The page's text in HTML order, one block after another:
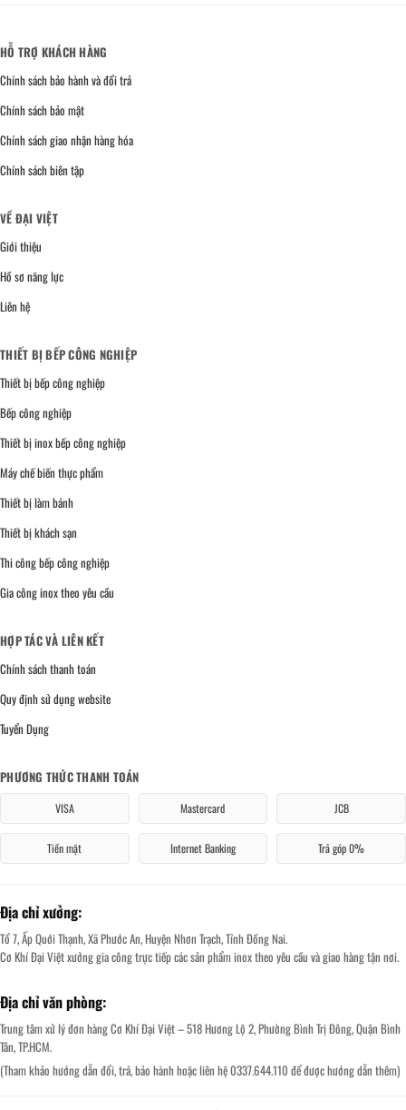
HỖ TRỢ KHÁCH HÀNG
Chính sách bảo hành và đổi trả
Chính sách bảo mật
Chính sách giao nhận hàng hóa
Chính sách biên tập
VỀ ĐẠI VIỆT
Giới thiệu
Hồ sơ năng lực
Liên hệ
THIẾT BỊ BẾP CÔNG NGHIỆP
Thiết bị bếp công nghiệp
Bếp công nghiệp
Thiết bị inox bếp công nghiệp
Máy chế biến thực phẩm
Thiết bị làm bánh
Thiết bị khách sạn
Thi công bếp công nghiệp
Gia công inox theo yêu cầu
HỢP TÁC VÀ LIÊN KẾT
Chính sách thanh toán
Quy định sử dụng website
Tuyển Dụng
PHƯƠNG THỨC THANH TOÁN
VISA Mastercard JCB
Tiền mặt Internet Banking Trả góp 0%
Địa chỉ xưởng:
Tổ 7, Ấp Quới Thạnh, Xã Phước An, Huyện Nhơn Trạch, Tỉnh Đồng Nai.
Cơ Khí Đại Việt xưởng gia công trực tiếp các sản phẩm inox theo yêu cầu và giao hàng tận nơi.
Địa chỉ văn phòng:
Trung tâm xử lý đơn hàng Cơ Khí Đại Việt – 518 Hương Lộ 2, Phường Bình Trị Đông, Quận Bình
Tân, TP.HCM.
(Tham khảo hướng dẫn đổi, trả, bảo hành hoặc liên hệ 0337.644.110 để được hướng dẫn thêm)